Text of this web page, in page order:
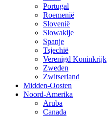
Portugal
Roemenië
Slovenië
Slowakije
Spanje
Tsjechië
Verenigd Koninkrijk
Zweden
Zwitserland
Midden-Oosten
Noord-Amerika
Aruba
Canada